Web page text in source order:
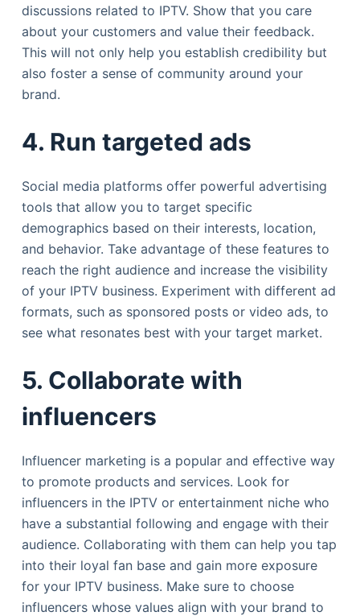
discussions related to IPTV. Show that you care
about your customers and value their feedback.
This will not only help you establish credibility but
also foster a sense of community around your
brand.
4. Run targeted ads
Social media platforms offer powerful advertising
tools that allow you to target specific
demographics based on their interests, location,
and behavior. Take advantage of these features to
reach the right audience and increase the visibility
of your IPTV business. Experiment with different ad
formats, such as sponsored posts or video ads, to
see what resonates best with your target market.
5. Collaborate with
influencers
Influencer marketing is a popular and effective way
to promote products and services. Look for
influencers in the IPTV or entertainment niche who
have a substantial following and engage with their
audience. Collaborating with them can help you tap
into their loyal fan base and gain more exposure
for your IPTV business. Make sure to choose
influencers whose values align with your brand to